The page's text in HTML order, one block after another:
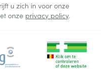
u zich in voor onze
onze privacy policy.